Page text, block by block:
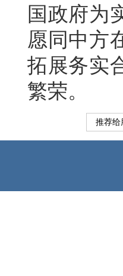
国政府为
愿同中方
拓展务实
繁荣。
推荐给